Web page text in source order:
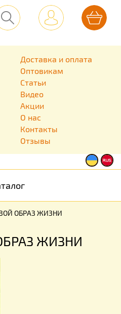
Доставка и оплата
Оптовикам
Статьи
Видео
Акции
О нас
Контакты
Отзывы
ОБРАЗ ЖИЗНИ
ЖИЗНИ